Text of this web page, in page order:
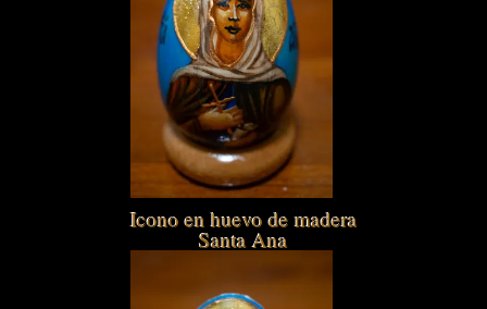
Icono en huevo de madera
Santa Ana